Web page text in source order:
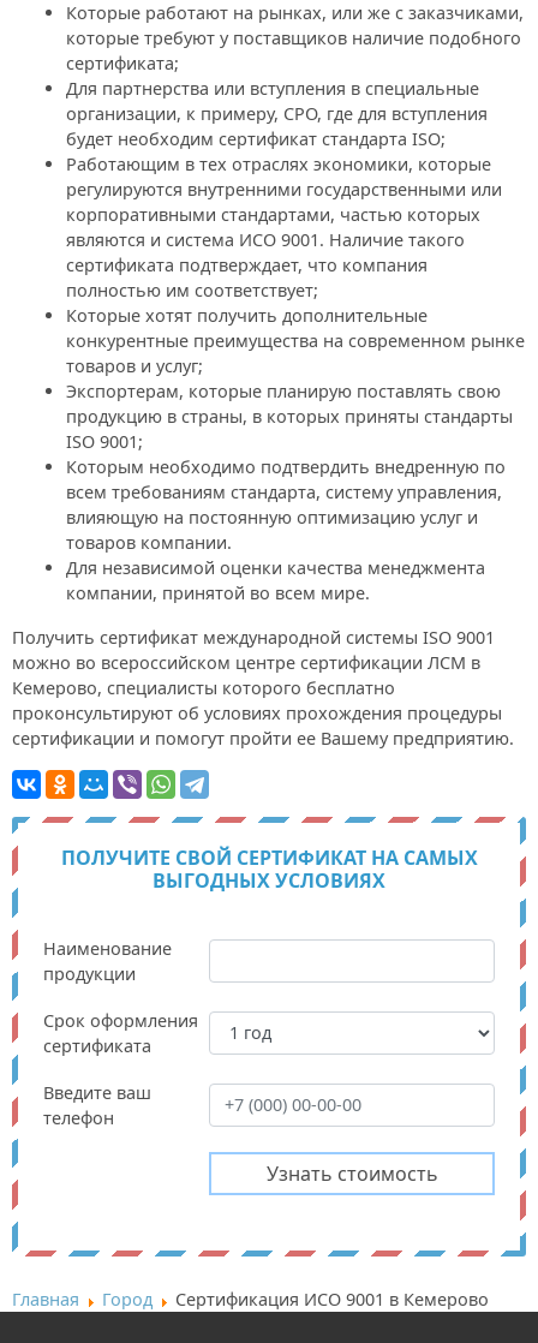
Которые работают на рынках, или же с заказчиками,
которые требуют у поставщиков наличие подобного
сертификата;
Для партнерства или вступления в специальные
организации, к примеру, СРО, где для вступления
будет необходим сертификат стандарта ISO;
Работающим в тех отраслях экономики, которые
регулируются внутренними государственными или
корпоративными стандартами, частью которых
являются и система ИСО 9001. Наличие такого
сертификата подтверждает, что компания
полностью им соответствует;
Которые хотят получить дополнительные
конкурентные преимущества на современном рынке
товаров и услуг;
Экспортерам, которые планирую поставлять свою
продукцию в страны, в которых приняты стандарты
ISO 9001;
Которым необходимо подтвердить внедренную по
всем требованиям стандарта, систему управления,
влияющую на постоянную оптимизацию услуг и
товаров компании.
Для независимой оценки качества менеджмента
компании, принятой во всем мире.
Получить сертификат международной системы ISO 9001
можно во всероссийском центре сертификации ЛСМ в
Кемерово, специалисты которого бесплатно
проконсультируют об условиях прохождения процедуры
сертификации и помогут пройти ее Вашему предприятию.
ПОЛУЧИТЕ СВОЙ СЕРТИФИКАТ НА САМЫХ
ВЫГОДНЫХ УСЛОВИЯХ
Наименование
продукции
Срок оформления
сертификата
Введите ваш
телефон
Главная Город Сертификация ИСО 9001 в Кемерово